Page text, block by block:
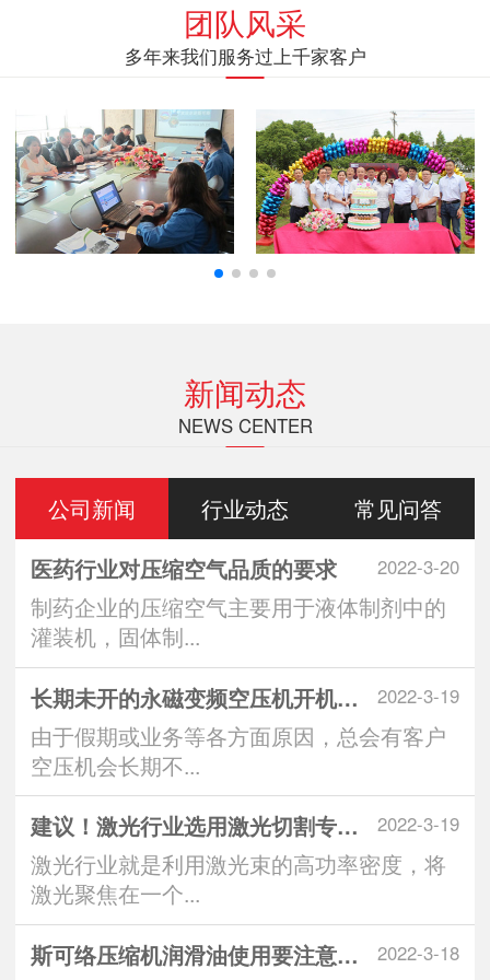
团队风采
多年来我们服务过上千家客户
新闻动态
NEWS CENTER
公司新闻 行业动态 常见问答
2022-3-20
医药行业对压缩空气品质的要求
制药企业的压缩空气主要用于液体制剂中的
灌装机，固体制...
2022-3-19
长期未开的永磁变频空压机开机注意
由于假期或业务等各方面原因，总会有客户
空压机会长期不...
2022-3-19
建议！激光行业选用激光切割专用空
激光行业就是利用激光束的高功率密度，将
激光聚焦在一个...
2022-3-18
斯可络压缩机润滑油使用要注意什么